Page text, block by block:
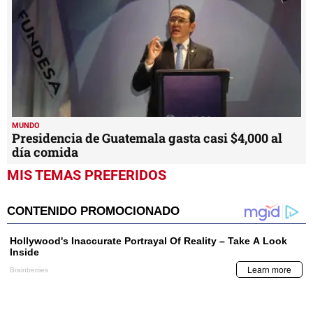
MUNDO
Presidencia de Guatemala gasta casi $4,000 al
día comida
MIS TEMAS PREFERIDOS